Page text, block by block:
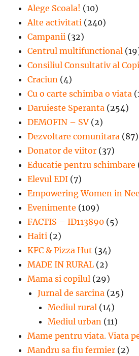
Alege Scoala! (10)
Alte activitati (240)
Campanii (32)
Centrul multifunctional
Consiliul Consultativ al
Craciun (4)
Cu o carte schimba o viata
Daruieste Speranta (254)
DEMOFIN – SV (2)
Dezvoltare comunitara (87)
Donator de viitor (37)
Educatie pentru schimbare
Elevul EDI (7)
Empowering Women in
Evenimente (109)
FACTIS – ID113890 (5)
Haiti (2)
KFC & Pizza Hut (34)
MADE IN RURAL (2)
Mama si copilul (29)
Jurnal de sarcina (25)
Mediul rural (14)
Mediul urban (11)
Mame pentru viata. Viata
Mandru sa fiu fermier (2)